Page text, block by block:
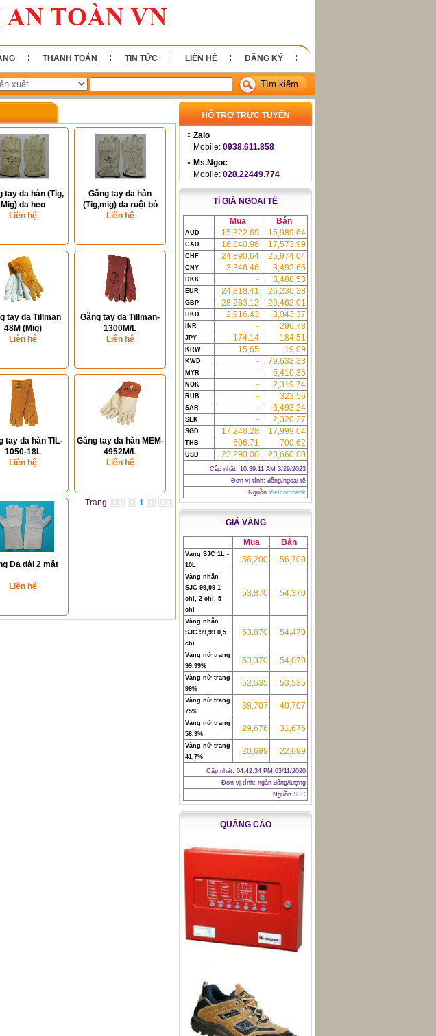
THANH TOÁN TIN TỨC LIÊN HỆ ĐĂNG KÝ
Tìm kiếm
tay da hàn (Tig,
Mig) da heo
Liên hệ
Găng tay da hàn
(Tig,mig) da ruột bò
Liên hệ
tay da Tillman
48M (Mig)
Liên hệ
Găng tay da Tillman-
1300M/L
Liên hệ
tay da hàn TIL-
1050-18L
Liên hệ
Găng tay da hàn MEM-
4952M/L
Liên hệ
Da dài 2 mặt
Liên hệ
Trang 1
HỖ TRỢ TRỰC TUYẾN
Zalo
Mobile: 0938.611.858
Ms.Ngoc
Mobile: 028.22449.774
TỈ GIÁ NGOẠI TỆ
Mua Bán
AUD 15,322.69 15,989.64
CAD 16,840.96 17,573.99
CHF 24,890.64 25,974.04
CNY 3,346.46 3,492.65
DKK - 3,488.53
EUR 24,818.41 26,230.38
GBP 28,233.12 29,462.01
HKD 2,916.43 3,043.37
INR - 296.78
JPY 174.14 184.51
KRW 15.65 19.09
KWD - 79,632.33
MYR - 5,410.35
NOK - 2,319.74
RUB - 323.56
SAR - 6,493.24
SEK - 2,320.27
SGD 17,248.28 17,999.04
THB 606.71 700.62
USD 23,290.00 23,660.00
Cập nhật: 10:39:11 AM 3/29/2023
Đơn vị tính: đồng/ngoại tệ
Nguồn Vietcombank
GIÁ VÀNG
Mua Bán
Vàng SJC 1L -
10L
56,200 56,700
Vàng nhẫn
SJC 99,99 1
chỉ, 2 chỉ, 5
chỉ
53,870 54,370
Vàng nhẫn
SJC 99,99 0,5
chỉ
53,870 54,470
Vàng nữ trang
99,99%
53,370 54,070
Vàng nữ trang
99%
52,535 53,535
Vàng nữ trang
75%
38,707 40,707
Vàng nữ trang
58,3%
29,676 31,676
Vàng nữ trang
41,7%
20,699 22,699
Cập nhật: 04:42:34 PM 03/11/2020
Đơn vị tính: ngàn đồng/lượng
Nguồn SJC
QUẢNG CÁO